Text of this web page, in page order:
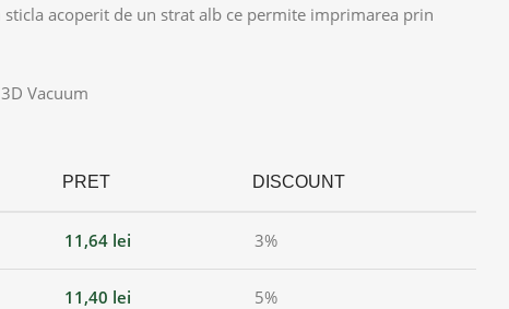
acoperit de un strat alb ce permite imprimarea prin
Vacuum
PRET DISCOUNT
11,64 lei 3%
11,40 lei 5%